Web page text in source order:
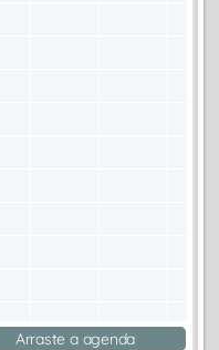
Arraste a agenda